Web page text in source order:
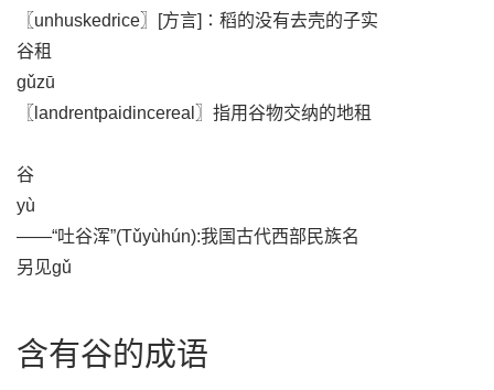
〖unhuskedrice〗[方言]∶稻的没有去壳的子实
谷租
gǔzū
〖landrentpaidincereal〗指用谷物交纳的地租
谷
yù
——“吐谷浑”(Tǔyùhún):我国古代西部民族名
另见gǔ
含有谷的成语